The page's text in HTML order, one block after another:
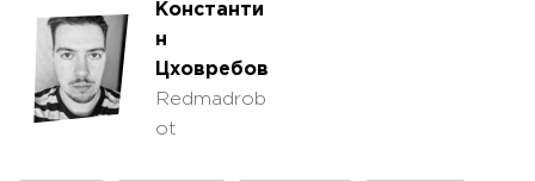
Константи
н
Цховребов
Redmadrob
ot